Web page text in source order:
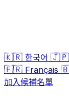
🇰🇷 한국어 🇯🇵
🇫🇷 Français
加入候補名單